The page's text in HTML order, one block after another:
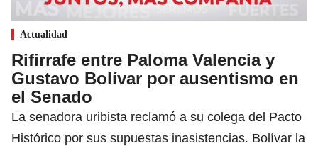
Actualidad
Rifirrafe entre Paloma Valencia y
Gustavo Bolívar por ausentismo en
el Senado
La senadora uribista reclamó a su colega del Pacto
Histórico por sus supuestas inasistencias. Bolívar la